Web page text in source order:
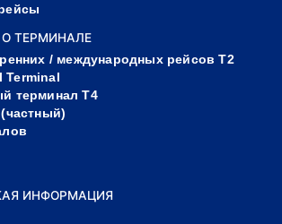
ТЕРМИНАЛЕ
/ международных рейсов T2
Terminal
терминал Т4
ИНФОРМАЦИЯ